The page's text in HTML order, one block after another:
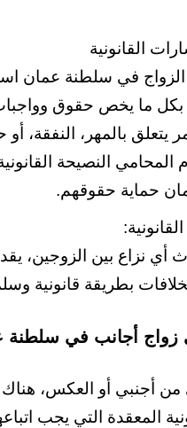
القانونية
في سلطنة عمان
بكل ما يخص حقوق
يتعلق بالمهر، النفقة،
المحامي النصيحة
حماية حقوقهم.
نزاع بين الزوجين،
بطريقة قانونية
أجانب في سلطنة
من أجنبي أو العكس، هناك
المعقدة التي يجب